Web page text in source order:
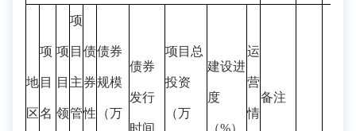
地
区
项
目
名
项
目
领
项
目
主
管
债
券
性
债券
规模
（万
债券
发行
时间
项目总
投资
（万
建设进
度
（%）
运
营
情
备注